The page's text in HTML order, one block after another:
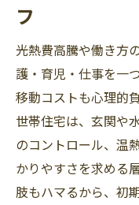
フ
光熱費高騰や働き方
護・育児・仕事を一
移動コストも心理的
世帯住宅は、玄関や
のコントロール、温
かりやすさを求める
肢もハマるから、初